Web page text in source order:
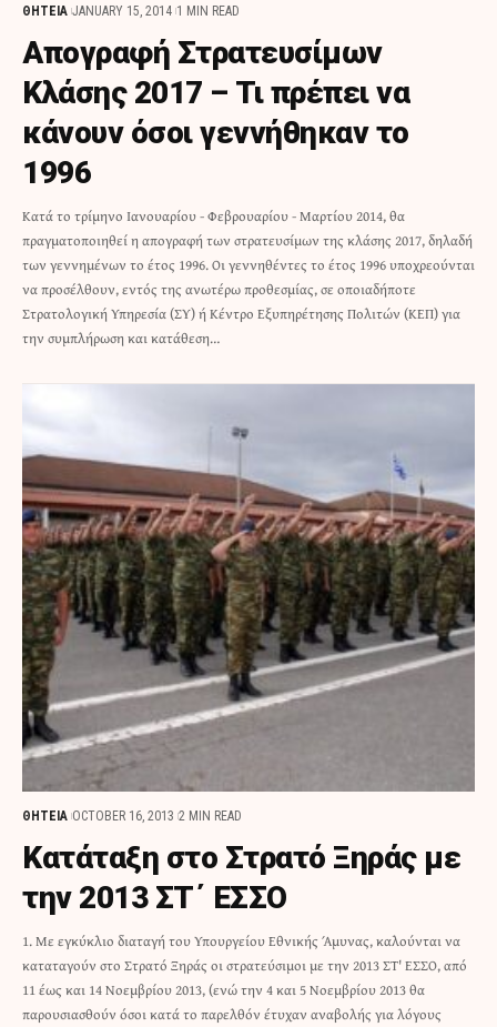
ΘΗΤΕΙΑ JANUARY 15, 2014 1 MIN READ
Απογραφή Στρατευσίμων
Κλάσης 2017 – Τι πρέπει να
κάνουν όσοι γεννήθηκαν το
1996
Κατά το τρίμηνο Ιανουαρίου - Φεβρουαρίου - Μαρτίου 2014, θα
πραγματοποιηθεί η απογραφή των στρατευσίμων της κλάσης 2017, δηλαδή
των γεννημένων το έτος 1996. Οι γεννηθέντες το έτος 1996 υποχρεούνται
να προσέλθουν, εντός της ανωτέρω προθεσμίας, σε οποιαδήποτε
Στρατολογική Υπηρεσία (ΣΥ) ή Κέντρο Εξυπηρέτησης Πολιτών (ΚΕΠ) για
την συμπλήρωση και κατάθεση…
ΘΗΤΕΙΑ OCTOBER 16, 2013 2 MIN READ
Κατάταξη στο Στρατό Ξηράς με
την 2013 ΣΤ΄ ΕΣΣΟ
1. Με εγκύκλιο διαταγή του Υπουργείου Εθνικής Άμυνας, καλούνται να
καταταγούν στο Στρατό Ξηράς οι στρατεύσιμοι με την 2013 ΣΤ' ΕΣΣΟ, από
11 έως και 14 Νοεμβρίου 2013, (ενώ την 4 και 5 Νοεμβρίου 2013 θα
παρουσιασθούν όσοι κατά το παρελθόν έτυχαν αναβολής για λόγους